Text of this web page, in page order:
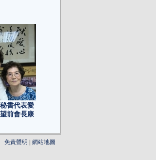
書代表愛
前會長康
免責聲明 網站地圖